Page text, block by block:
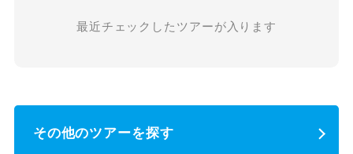
最近チェックしたツアーが入ります
その他のツアーを探す